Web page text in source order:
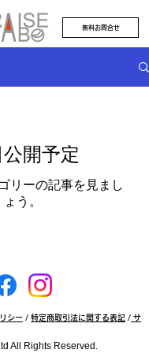
無料お問合せ
開予定
リーの記事を見まし
ょう。
シー / 特定商取引法に関する表記 / サ
All Rights Reserved.